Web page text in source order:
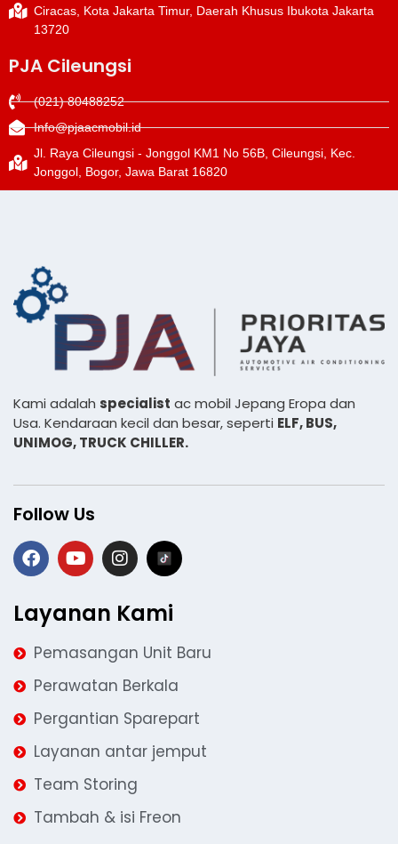
Ciracas, Kota Jakarta Timur, Daerah Khusus Ibukota Jakarta
13720
PJA Cileungsi
(021) 80488252
Info@pjaacmobil.id
Jl. Raya Cileungsi - Jonggol KM1 No 56B, Cileungsi, Kec.
Jonggol, Bogor, Jawa Barat 16820
Kami adalah specialist ac mobil Jepang Eropa dan
Usa. Kendaraan kecil dan besar, seperti ELF, BUS,
UNIMOG, TRUCK CHILLER.
Follow Us
Layanan Kami
Pemasangan Unit Baru
Perawatan Berkala
Pergantian Sparepart
Layanan antar jemput
Team Storing
Tambah & isi Freon